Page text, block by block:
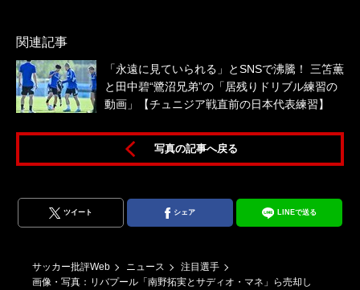
関連記事
「永遠に見ていられる」とSNSで沸騰！ 三笘薫
と田中碧“鷺沼兄弟”の「居残りドリブル練習の
動画」【チュニジア戦直前の日本代表練習】
写真の記事へ戻る
ツイート シェア LINEで送る
サッカー批評Web ニュース
注目選手
画像・写真：リバプール「南野拓実とサディオ・マネ」ら売却し